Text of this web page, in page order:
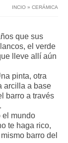
INCIO » CERÁMICA
que sus
el verde
lleve allí aún
pinta, otra
arcilla a base
barro a través
el mundo
te haga rico,
barro del
+ AÑADIR